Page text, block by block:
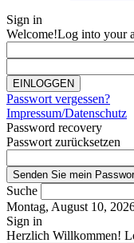
Sign in
Welcome!Log into your
Passwort vergessen?
Impressum/Datenschutz
Password recovery
Passwort zurücksetzen
Suche
Montag, August 10,
Sign in
Herzlich Willkommen!